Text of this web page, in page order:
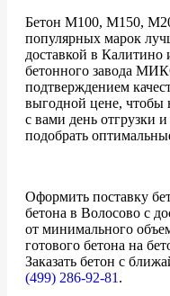
Бетон М100, М150,
популярных марок
доставкой в Калитино
бетонного завода
подтверждением
выгодной цене, чтобы
с вами день отгрузки
подобрать
Оформить поставку
бетона в Волосово с
от минимального
готового бетона на
Заказать бетон с
(499) 286-92-81 .